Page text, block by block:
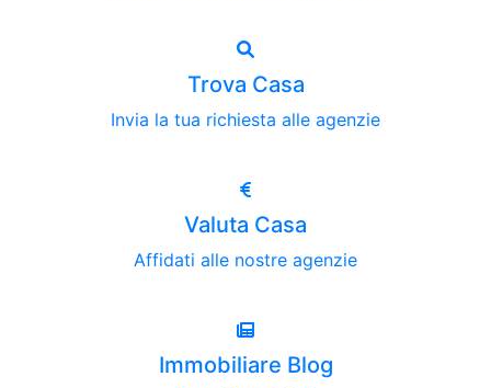
Trova Casa
Invia la tua richiesta alle agenzie
Valuta Casa
Affidati alle nostre agenzie
Immobiliare Blog